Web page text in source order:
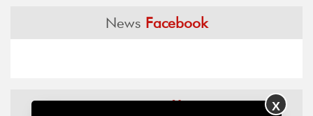
News Facebook
NewsX X